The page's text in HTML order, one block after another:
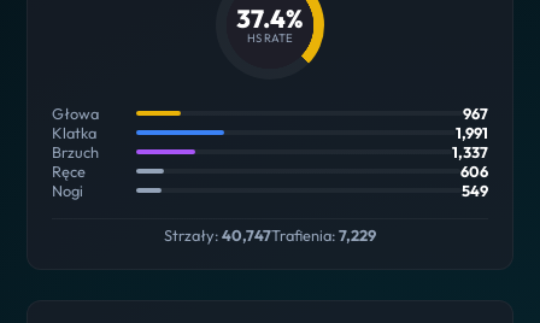
37.4%
HS RATE
Głowa
967
Klatka
1,991
Brzuch
1,337
Ręce
606
Nogi
549
Strzały:40,747Trafienia:7,229